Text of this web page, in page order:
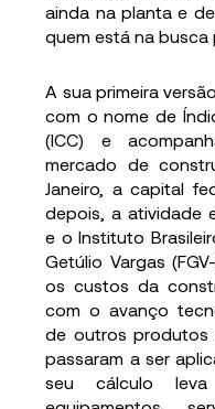
ainda na planta e
quem está na busca
A sua primeira
com o nome de
(ICC) e
mercado de
Janeiro, a capital
depois, a atividade
e o Instituto
Getúlio Vargas
os custos da
com o avanço
de outros produtos
passaram a ser
seu cálculo